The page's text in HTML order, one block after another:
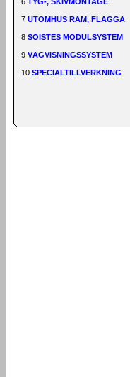
6 TYG-, SKIVMONTAGE
7 UTOMHUS RAM, FLAGGA
8 SOISTES MODULSYSTEM
9 VÄGVISNINGSSYSTEM
10 SPECIALTILLVERKNING